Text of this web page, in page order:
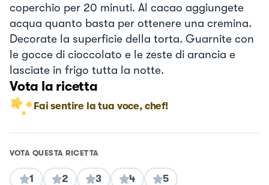
coperchio per 20 minuti. Al cacao aggiungete
acqua quanto basta per ottenere una cremina.
Decorate la superficie della torta. Guarnite con
le gocce di cioccolato e le zeste di arancia e
lasciate in frigo tutta la notte.
Vota la ricetta
Fai sentire la tua voce, chef!
VOTA QUESTA RICETTA
1 2 3 4 5